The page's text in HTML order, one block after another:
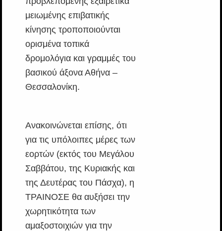
μειωμένης επιβατικής
κίνησης τροποποιούνται
ορισμένα τοπικά
δρομολόγια και γραμμές του
βασικού άξονα Αθήνα –
Θεσσαλονίκη.
Ανακοινώνεται επίσης, ότι
για τις υπόλοιπες μέρες των
εορτών (εκτός του Μεγάλου
Σαββάτου, της Κυριακής και
της Δευτέρας του Πάσχα), η
ΤΡΑΙΝΟΣΕ θα αυξήσει την
χωρητικότητα των
αμαξοστοιχιών για την